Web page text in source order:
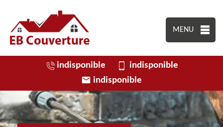
MENU
indisponible
indisponible
indisponible